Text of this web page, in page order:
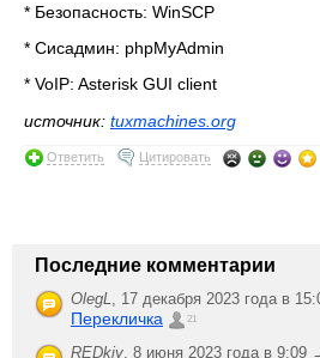
* Безопасность: WinSCP
* Сисадмин: phpMyAdmin
* VoIP: Asterisk GUI client
источник: tuxmachines.org
Ответить Цитировать
Последние комментарии
OlegL 17 декабря 2023 года в
Перекличка 21
REDkiy 8 июня 2023 года в 9:09